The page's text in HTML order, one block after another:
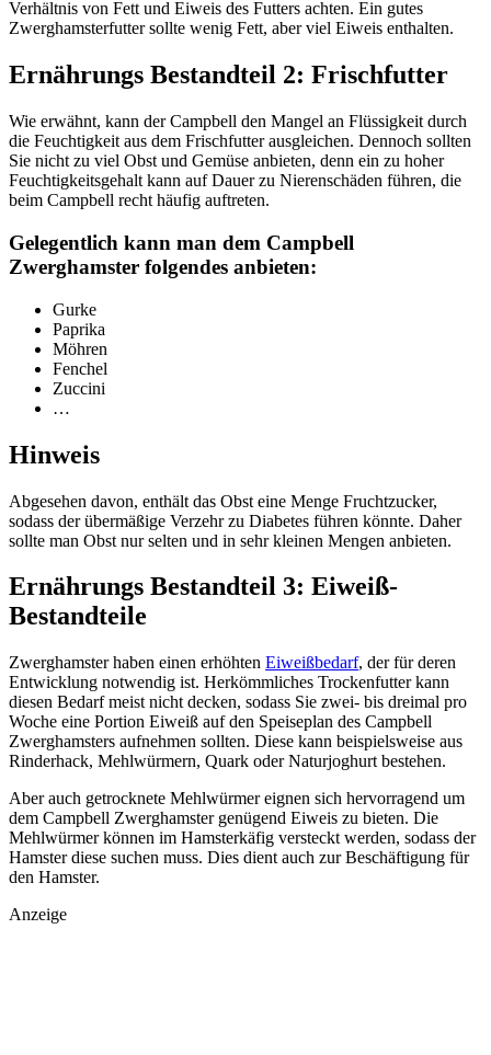
Verhältnis von Fett und Eiweis des Futters achten. Ein gutes
Zwerghamsterfutter sollte wenig Fett, aber viel Eiweis enthalten.
Ernährungs Bestandteil 2: Frischfutter
Wie erwähnt, kann der Campbell den Mangel an Flüssigkeit durch
die Feuchtigkeit aus dem Frischfutter ausgleichen. Dennoch sollten
Sie nicht zu viel Obst und Gemüse anbieten, denn ein zu hoher
Feuchtigkeitsgehalt kann auf Dauer zu Nierenschäden führen, die
beim Campbell recht häufig auftreten.
Gelegentlich kann man dem Campbell
Zwerghamster folgendes anbieten:
Gurke
Paprika
Möhren
Fenchel
Zuccini
…
Hinweis
Abgesehen davon, enthält das Obst eine Menge Fruchtzucker,
sodass der übermäßige Verzehr zu Diabetes führen könnte. Daher
sollte man Obst nur selten und in sehr kleinen Mengen anbieten.
Ernährungs Bestandteil 3: Eiweiß-
Bestandteile
Zwerghamster haben einen erhöhten Eiweißbedarf, der für deren
Entwicklung notwendig ist. Herkömmliches Trockenfutter kann
diesen Bedarf meist nicht decken, sodass Sie zwei- bis dreimal pro
Woche eine Portion Eiweiß auf den Speiseplan des Campbell
Zwerghamsters aufnehmen sollten. Diese kann beispielsweise aus
Rinderhack, Mehlwürmern, Quark oder Naturjoghurt bestehen.
Aber auch getrocknete Mehlwürmer eignen sich hervorragend um
dem Campbell Zwerghamster genügend Eiweis zu bieten. Die
Mehlwürmer können im Hamsterkäfig versteckt werden, sodass der
Hamster diese suchen muss. Dies dient auch zur Beschäftigung für
den Hamster.
Anzeige